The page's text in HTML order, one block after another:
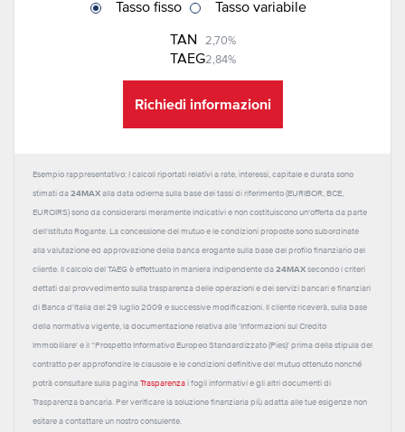
TAN 2,70%
TAEG2,84%
Tasso fisso Tasso variabile
Richiedi informazioni
Esempio rappresentativo: I calcoli riportati relativi a rate, interessi, capitale e durata sono
stimati da 24MAX alla data odierna sulla base dei tassi di riferimento (EURIBOR, BCE,
EUROIRS) sono da considerarsi meramente indicativi e non costituiscono un'offerta da parte
dell'Istituto Rogante. La concessione del mutuo e le condizioni proposte sono subordinate
alla valutazione ed approvazione della banca erogante sulla base del profilo finanziario del
cliente. Il calcolo del TAEG è effettuato in maniera indipendente da 24MAX secondo i criteri
dettati dal provvedimento sulla trasparenza delle operazioni e dei servizi bancari e finanziari
di Banca d'Italia del 29 luglio 2009 e successive modificazioni. Il cliente riceverà, sulla base
della normativa vigente, la documentazione relativa alle 'Informazioni sul Credito
Immobiliare' e il “Prospetto Informativo Europeo Standardizzato (Pies)' prima della stipula del
contratto per approfondire le clausole e le condizioni definitive del mutuo ottenuto nonché
potrà consultare sulla pagina Trasparenza i fogli informativi e gli altri documenti di
Trasparenza bancaria. Per verificare la soluzione finanziaria più adatta alle tue esigenze non
esitare a contattare un nostro consulente.